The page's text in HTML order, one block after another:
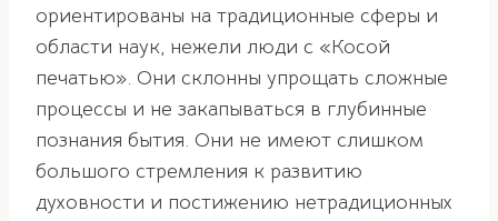
ориентированы на традиционные сферы и
области наук, нежели люди с «Косой
печатью». Они склонны упрощать сложные
процессы и не закапываться в глубинные
познания бытия. Они не имеют слишком
большого стремления к развитию
духовности и постижению нетрадиционных